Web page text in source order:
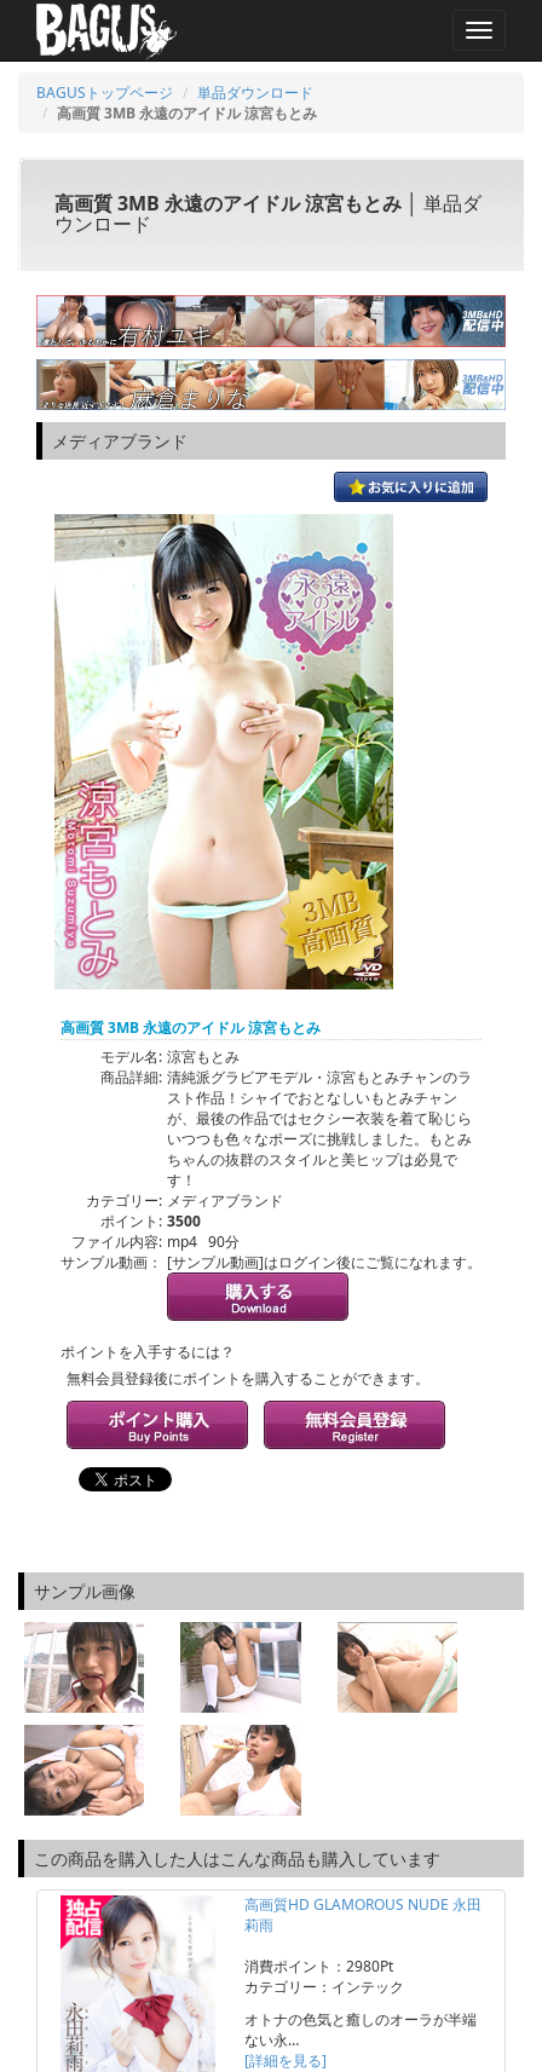
MENU
BAGUSトップページ
単品ダウンロード
高画質 3MB 永遠のアイドル 涼宮もとみ
高画質 3MB 永遠のアイドル 涼宮もとみ │ 単品ダ
ウンロード
メディアブランド
高画質 3MB 永遠のアイドル 涼宮もとみ
モデル名: 涼宮もとみ
商品詳細: 清純派グラビアモデル・涼宮もとみチャンのラ
スト作品！シャイでおとなしいもとみチャン
が、最後の作品ではセクシー衣装を着て恥じら
いつつも色々なポーズに挑戦しました。もとみ
ちゃんの抜群のスタイルと美ヒップは必見で
す！
カテゴリー: メディアブランド
ポイント: 3500
ファイル内容: mp4 90分
サンプル動画： [サンプル動画]はログイン後にご覧になれます。
ポイントを入手するには？
無料会員登録後にポイントを購入することができます。
サンプル画像
この商品を購入した人はこんな商品も購入しています
高画質HD GLAMOROUS NUDE 永田
莉雨
消費ポイント：2980Pt
カテゴリー：インテック
オトナの色気と癒しのオーラが半端
ない永…
[詳細を見る]